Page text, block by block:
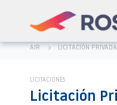
AIR LICITACIÓN
LICITACIONES
Licitación